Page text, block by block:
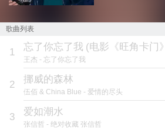
歌曲列表
1 忘了你忘了我 (电影《旺角卡门
王杰 - 忘了你忘了我
2 挪威的森林
伍佰 & China Blue - 爱情的尽头
3 爱如潮水
张信哲 - 绝对收藏 张信哲